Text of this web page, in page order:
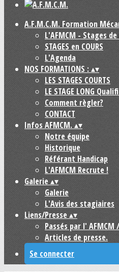
A.F.M.C.M. Formation
L'AFMCM - Stages
STAGES en COURS
L'Agenda
NOS FORMATIONS :▴▾
LES STAGES COURTS
LE STAGE LONG
Comment règler?
CONTACT
Infos AFMCM. ▴▾
Notre équipe
Historique
Référant Handicap
L'AFMCM Recrute !
Galerie▴▾
Galerie
L'Avis des stagiaires
Liens/Presse▴▾
Passés par l'
Articles de presse.
Se connecter